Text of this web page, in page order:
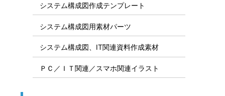
システム構成図作成テンプレート
システム構成図用素材パーツ
システム構成図、IT関連資料作成素材
ＰＣ／ＩＴ関連／スマホ関連イラスト